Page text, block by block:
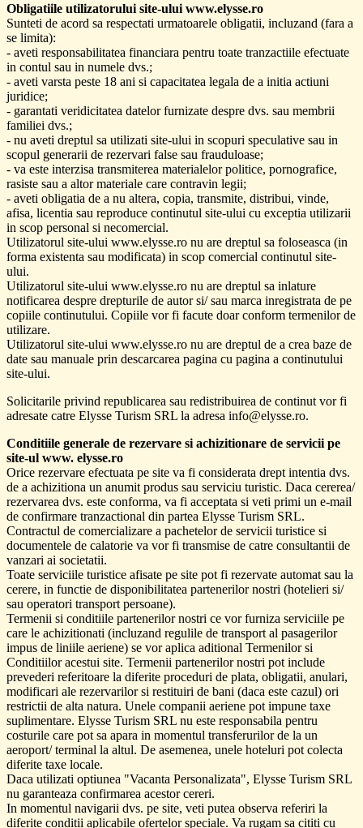
Obligatiile utilizatorului site-ului www.elysse.ro
Sunteti de acord sa respectati urmatoarele obligatii, incluzand (fara a
se limita):
- aveti responsabilitatea financiara pentru toate tranzactiile efectuate
in contul sau in numele dvs.;
- aveti varsta peste 18 ani si capacitatea legala de a initia actiuni
juridice;
- garantati veridicitatea datelor furnizate despre dvs. sau membrii
familiei dvs.;
- nu aveti dreptul sa utilizati site-ului in scopuri speculative sau in
scopul generarii de rezervari false sau frauduloase;
- va este interzisa transmiterea materialelor politice, pornografice,
rasiste sau a altor materiale care contravin legii;
- aveti obligatia de a nu altera, copia, transmite, distribui, vinde,
afisa, licentia sau reproduce continutul site-ului cu exceptia utilizarii
in scop personal si necomercial.
Utilizatorul site-ului www.elysse.ro nu are dreptul sa foloseasca (in
forma existenta sau modificata) in scop comercial continutul site-
ului.
Utilizatorul site-ului www.elysse.ro nu are dreptul sa inlature
notificarea despre drepturile de autor si/ sau marca inregistrata de pe
copiile continutului. Copiile vor fi facute doar conform termenilor de
utilizare.
Utilizatorul site-ului www.elysse.ro nu are dreptul de a crea baze de
date sau manuale prin descarcarea pagina cu pagina a continutului
site-ului.
Solicitarile privind republicarea sau redistribuirea de continut vor fi
adresate catre Elysse Turism SRL la adresa info@elysse.ro.
Conditiile generale de rezervare si achizitionare de servicii pe
site-ul www. elysse.ro
Orice rezervare efectuata pe site va fi considerata drept intentia dvs.
de a achizitiona un anumit produs sau serviciu turistic. Daca cererea/
rezervarea dvs. este conforma, va fi acceptata si veti primi un e-mail
de confirmare tranzactional din partea Elysse Turism SRL.
Contractul de comercializare a pachetelor de servicii turistice si
documentele de calatorie va vor fi transmise de catre consultantii de
vanzari ai societatii.
Toate serviciile turistice afisate pe site pot fi rezervate automat sau la
cerere, in functie de disponibilitatea partenerilor nostri (hotelieri si/
sau operatori transport persoane).
Termenii si conditiile partenerilor nostri ce vor furniza serviciile pe
care le achizitionati (incluzand regulile de transport al pasagerilor
impus de liniile aeriene) se vor aplica aditional Termenilor si
Conditiilor acestui site. Termenii partenerilor nostri pot include
prevederi referitoare la diferite proceduri de plata, obligatii, anulari,
modificari ale rezervarilor si restituiri de bani (daca este cazul) ori
restrictii de alta natura. Unele companii aeriene pot impune taxe
suplimentare. Elysse Turism SRL nu este responsabila pentru
costurile care pot sa apara in momentul transferurilor de la un
aeroport/ terminal la altul. De asemenea, unele hoteluri pot colecta
diferite taxe locale.
Daca utilizati optiunea "Vacanta Personalizata", Elysse Turism SRL
nu garanteaza confirmarea acestor cereri.
In momentul navigarii dvs. pe site, veti putea observa referiri la
diferite conditii aplicabile ofertelor speciale. Va rugam sa cititi cu